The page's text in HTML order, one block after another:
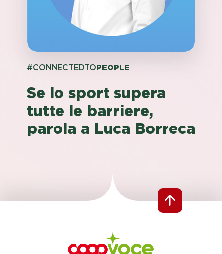
#CONNECTEDTOPEOPLE
Se lo sport supera
tutte le barriere,
parola a Luca Borreca​